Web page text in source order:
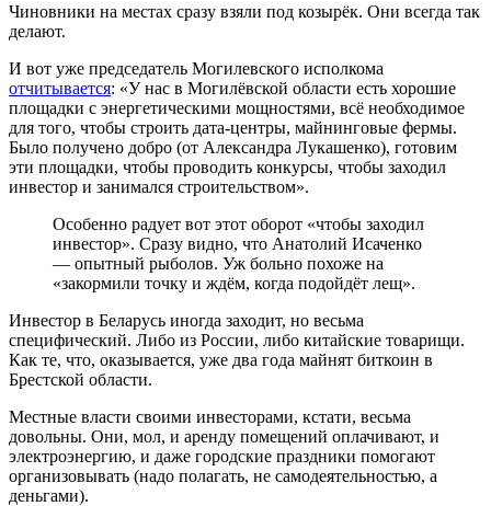
Чиновники на местах сразу взяли под козырёк. Они всегда так
делают.
И вот уже председатель Могилевского исполкома
отчитывается: «У нас в Могилёвской области есть хорошие
площадки с энергетическими мощностями, всё необходимое
для того, чтобы строить дата-центры, майнинговые фермы.
Было получено добро (от Александра Лукашенко), готовим
эти площадки, чтобы проводить конкурсы, чтобы заходил
инвестор и занимался строительством».
Особенно радует вот этот оборот «чтобы заходил
инвестор». Сразу видно, что Анатолий Исаченко
— опытный рыболов. Уж больно похоже на
«закормили точку и ждём, когда подойдёт лещ».
Инвестор в Беларусь иногда заходит, но весьма
специфический. Либо из России, либо китайские товарищи.
Как те, что, оказывается, уже два года майнят биткоин в
Брестской области.
Местные власти своими инвесторами, кстати, весьма
довольны. Они, мол, и аренду помещений оплачивают, и
электроэнергию, и даже городские праздники помогают
организовывать (надо полагать, не самодеятельностью, а
деньгами).